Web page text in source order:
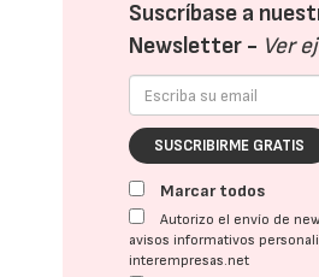
Suscríbase a
Newsletter - Ver
SUSCRIBIRME GRATIS
Marcar todos
Autorizo el envío de
avisos informativos
interempresas.net